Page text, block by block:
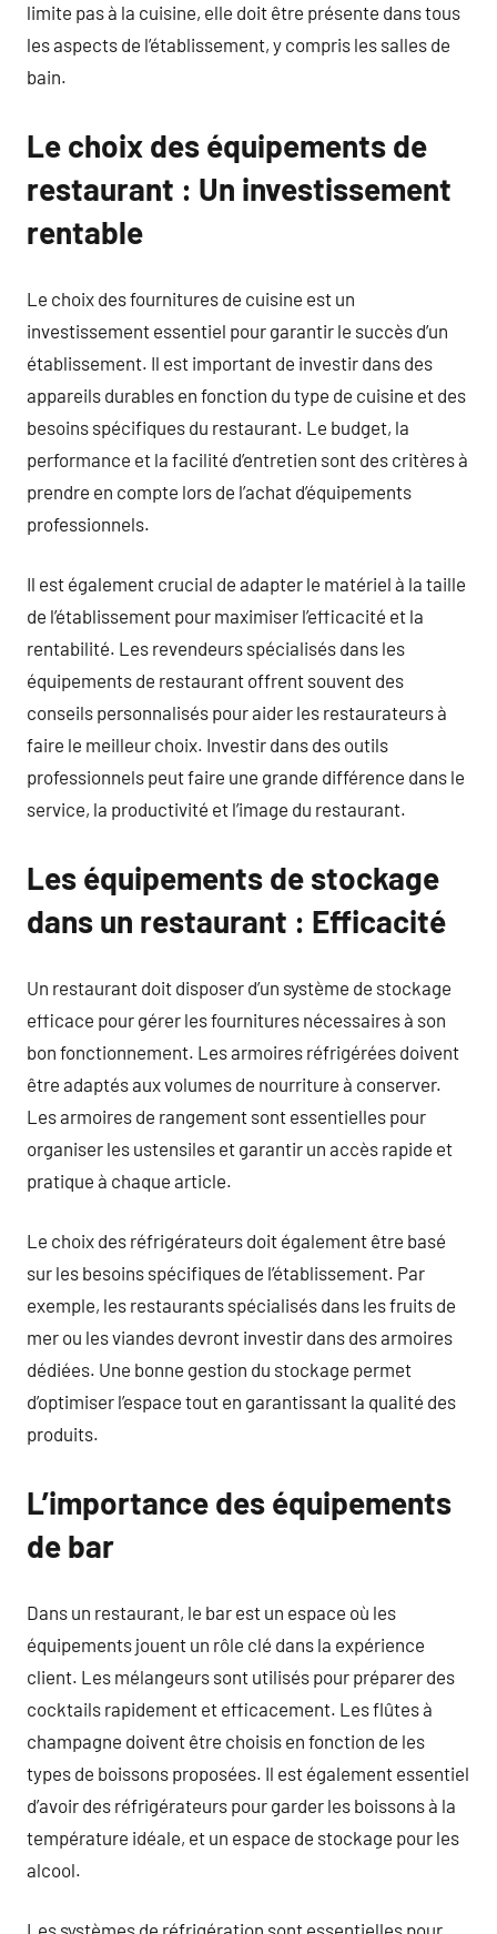
limite pas à la cuisine, elle doit être présente dans tous
les aspects de l’établissement, y compris les salles de
bain.
Le choix des équipements de
restaurant : Un investissement
rentable
Le choix des fournitures de cuisine est un
investissement essentiel pour garantir le succès d’un
établissement. Il est important de investir dans des
appareils durables en fonction du type de cuisine et des
besoins spécifiques du restaurant. Le budget, la
performance et la facilité d’entretien sont des critères à
prendre en compte lors de l’achat d’équipements
professionnels.
Il est également crucial de adapter le matériel à la taille
de l’établissement pour maximiser l’efficacité et la
rentabilité. Les revendeurs spécialisés dans les
équipements de restaurant offrent souvent des
conseils personnalisés pour aider les restaurateurs à
faire le meilleur choix. Investir dans des outils
professionnels peut faire une grande différence dans le
service, la productivité et l’image du restaurant.
Les équipements de stockage
dans un restaurant : Efficacité
Un restaurant doit disposer d’un système de stockage
efficace pour gérer les fournitures nécessaires à son
bon fonctionnement. Les armoires réfrigérées doivent
être adaptés aux volumes de nourriture à conserver.
Les armoires de rangement sont essentielles pour
organiser les ustensiles et garantir un accès rapide et
pratique à chaque article.
Le choix des réfrigérateurs doit également être basé
sur les besoins spécifiques de l’établissement. Par
exemple, les restaurants spécialisés dans les fruits de
mer ou les viandes devront investir dans des armoires
dédiées. Une bonne gestion du stockage permet
d’optimiser l’espace tout en garantissant la qualité des
produits.
L’importance des équipements
de bar
Dans un restaurant, le bar est un espace où les
équipements jouent un rôle clé dans la expérience
client. Les mélangeurs sont utilisés pour préparer des
cocktails rapidement et efficacement. Les flûtes à
champagne doivent être choisis en fonction de les
types de boissons proposées. Il est également essentiel
d’avoir des réfrigérateurs pour garder les boissons à la
température idéale, et un espace de stockage pour les
alcool.
Les systèmes de réfrigération sont essentielles pour